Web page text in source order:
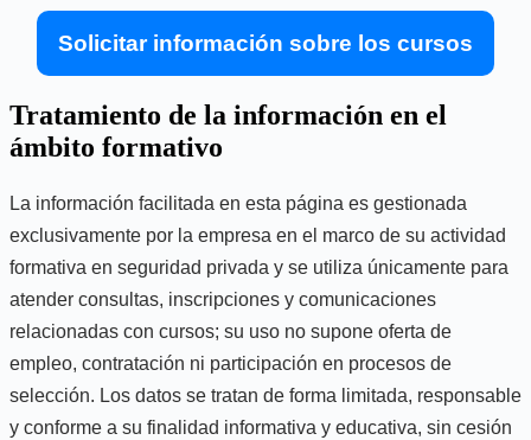
Solicitar información sobre los cursos
Tratamiento de la información en el
ámbito formativo
La información facilitada en esta página es gestionada
exclusivamente por la empresa en el marco de su actividad
formativa en seguridad privada y se utiliza únicamente para
atender consultas, inscripciones y comunicaciones
relacionadas con cursos; su uso no supone oferta de
empleo, contratación ni participación en procesos de
selección. Los datos se tratan de forma limitada, responsable
y conforme a su finalidad informativa y educativa, sin cesión